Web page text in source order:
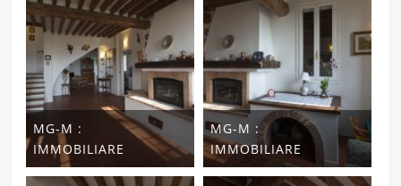
MG-M :
IMMOBILIARE
MG-M :
IMMOBILIARE